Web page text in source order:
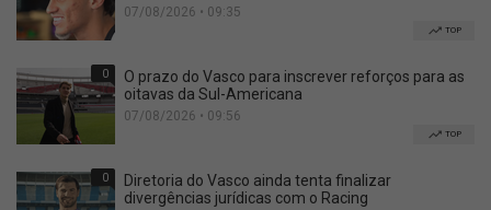
07/08/2026 • 09:35
TOP
0
O prazo do Vasco para inscrever reforços para as
oitavas da Sul-Americana
07/08/2026 • 09:56
TOP
0
Diretoria do Vasco ainda tenta finalizar
divergências jurídicas com o Racing